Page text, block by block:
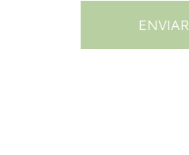
ENVIAR